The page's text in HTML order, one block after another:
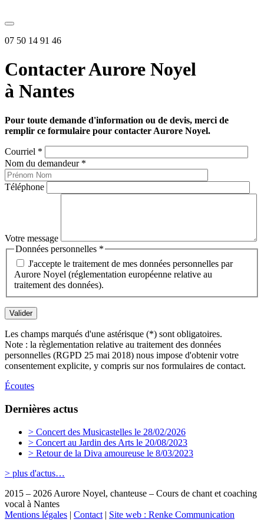
07 50 14 91 46
Contacter Aurore Noyel
à Nantes
Pour toute demande d'information ou de devis, merci de
remplir ce formulaire pour contacter Aurore Noyel.
Courriel *
Nom du demandeur *
Téléphone
Votre message
Données personnelles *
J'accepte le traitement de mes données personnelles par
Aurore Noyel (réglementation européenne relative au
traitement des données).
Valider
Les champs marqués d'une astérisque (*) sont obligatoires.
Note : la règlementation relative au traitement des données
personnelles (RGPD 25 mai 2018) nous impose d'obtenir votre
consentement explicite, y compris sur nos formulaires de contact.
Écoutes
Dernières actus
> Concert des Musicastelles le 28/02/2026
> Concert au Jardin des Arts le 20/08/2023
> Retour de la Diva amoureuse le 8/03/2023
> plus d'actus…
2015 – 2026 Aurore Noyel, chanteuse – Cours de chant et coaching
vocal à Nantes
Mentions légales | Contact | Site web : Renke Communication